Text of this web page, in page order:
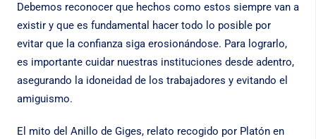
Debemos reconocer que hechos como estos siempre van a
existir y que es fundamental hacer todo lo posible por
evitar que la confianza siga erosionándose. Para lograrlo,
es importante cuidar nuestras instituciones desde adentro,
asegurando la idoneidad de los trabajadores y evitando el
amiguismo.
El mito del Anillo de Giges, relato recogido por Platón en